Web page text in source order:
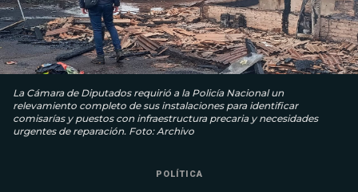
La Cámara de Diputados requirió a la Policía Nacional un
relevamiento completo de sus instalaciones para identificar
comisarías y puestos con infraestructura precaria y necesidades
urgentes de reparación. Foto: Archivo
POLÍTICA